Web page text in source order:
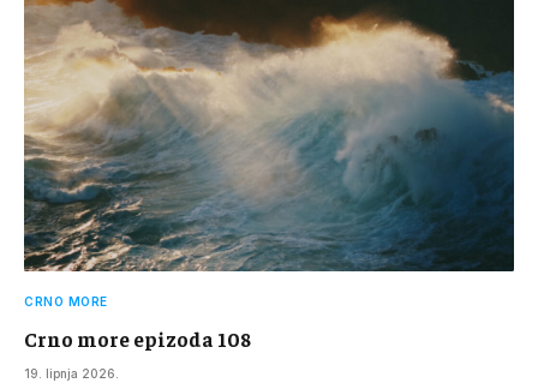
CRNO MORE
Crno more epizoda 108
19. lipnja 2026.